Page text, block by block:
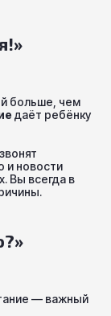
больше, чем
даёт ребёнку
и новости
Вы всегда в
— важный